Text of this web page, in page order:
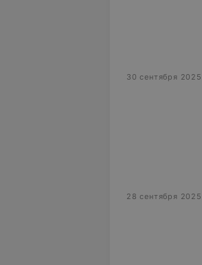
30 сентября 2025
28 сентября 2025